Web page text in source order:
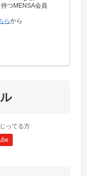
つMENSA会員
らから